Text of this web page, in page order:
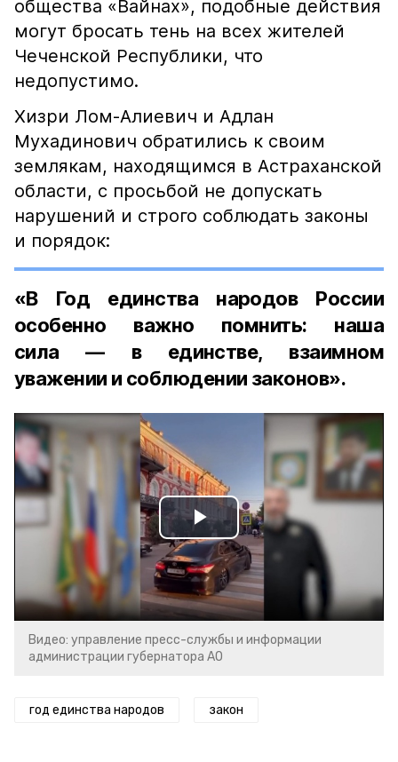
общества «Вайнах», подобные действия
могут бросать тень на всех жителей
Чеченской Республики, что
недопустимо.
Хизри Лом-Алиевич и Адлан
Мухадинович обратились к своим
землякам, находящимся в Астраханской
области, с просьбой не допускать
нарушений и строго соблюдать законы
и порядок:
«В Год единства народов России
особенно важно помнить: наша
сила — в единстве, взаимном
уважении и соблюдении законов».
Play
Video
Видео: управление пресс-службы и информации
администрации губернатора АО
год единства народов закон